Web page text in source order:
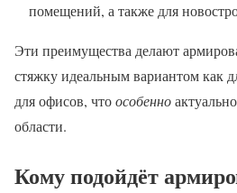
помещений, а также для
Эти преимущества делают
стяжку идеальным вариантом как
для офисов, чтоособенно
области.
Кому подойдёт